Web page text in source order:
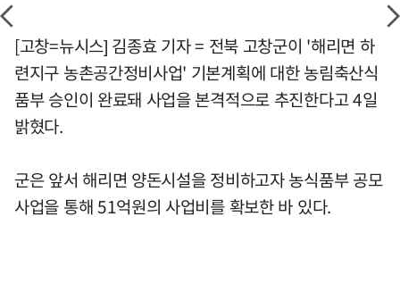
[고창=뉴시스] 김종효 기자 = 전북 고창군이 '해리면 하
련지구 농촌공간정비사업' 기본계획에 대한 농림축산식
품부 승인이 완료돼 사업을 본격적으로 추진한다고 4일
밝혔다.
군은 앞서 해리면 양돈시설을 정비하고자 농식품부 공모
사업을 통해 51억원의 사업비를 확보한 바 있다.